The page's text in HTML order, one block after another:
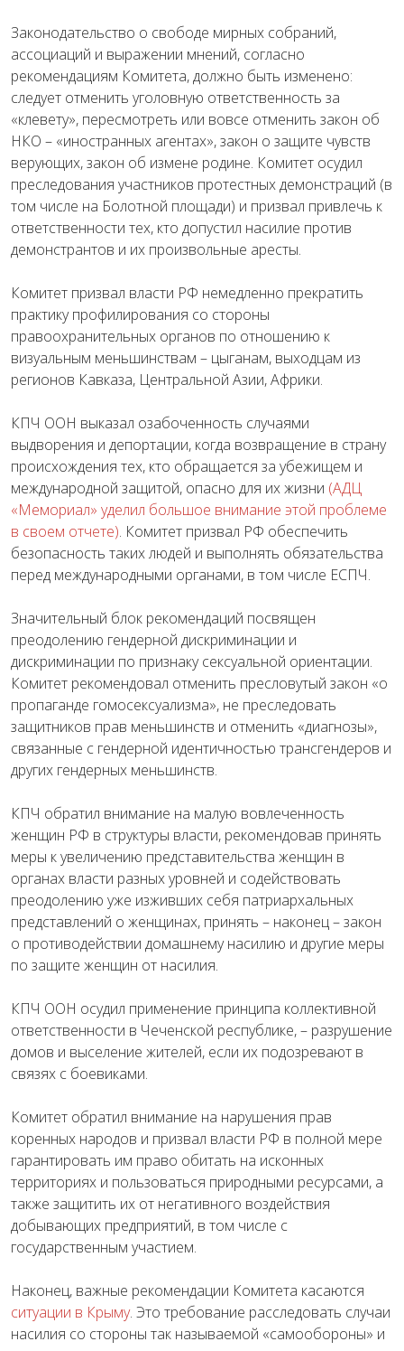
Законодательство о свободе мирных собраний,
ассоциаций и выражении мнений, согласно
рекомендациям Комитета, должно быть изменено:
следует отменить уголовную ответственность за
«клевету», пересмотреть или вовсе отменить закон об
НКО – «иностранных агентах», закон о защите чувств
верующих, закон об измене родине. Комитет осудил
преследования участников протестных демонстраций (в
том числе на Болотной площади) и призвал привлечь к
ответственности тех, кто допустил насилие против
демонстрантов и их произвольные аресты.
Комитет призвал власти РФ немедленно прекратить
практику профилирования со стороны
правоохранительных органов по отношению к
визуальным меньшинствам – цыганам, выходцам из
регионов Кавказа, Центральной Азии, Африки.
КПЧ ООН выказал озабоченность случаями
выдворения и депортации, когда возвращение в страну
происхождения тех, кто обращается за убежищем и
международной защитой, опасно для их жизни (АДЦ
«Мемориал» уделил большое внимание этой проблеме
в своем отчете). Комитет призвал РФ обеспечить
безопасность таких людей и выполнять обязательства
перед международными органами, в том числе ЕСПЧ.
Значительный блок рекомендаций посвящен
преодолению гендерной дискриминации и
дискриминации по признаку сексуальной ориентации.
Комитет рекомендовал отменить пресловутый закон «о
пропаганде гомосексуализма», не преследовать
защитников прав меньшинств и отменить «диагнозы»,
связанные с гендерной идентичностью трансгендеров и
других гендерных меньшинств.
КПЧ обратил внимание на малую вовлеченность
женщин РФ в структуры власти, рекомендовав принять
меры к увеличению представительства женщин в
органах власти разных уровней и содействовать
преодолению уже изживших себя патриархальных
представлений о женщинах, принять – наконец – закон
о противодействии домашнему насилию и другие меры
по защите женщин от насилия.
КПЧ ООН осудил применение принципа коллективной
ответственности в Чеченской республике, – разрушение
домов и выселение жителей, если их подозревают в
связях с боевиками.
Комитет обратил внимание на нарушения прав
коренных народов и призвал власти РФ в полной мере
гарантировать им право обитать на исконных
территориях и пользоваться природными ресурсами, а
также защитить их от негативного воздействия
добывающих предприятий, в том числе с
государственным участием.
Наконец, важные рекомендации Комитета касаются
ситуации в Крыму. Это требование расследовать случаи
насилия со стороны так называемой «самообороны» и